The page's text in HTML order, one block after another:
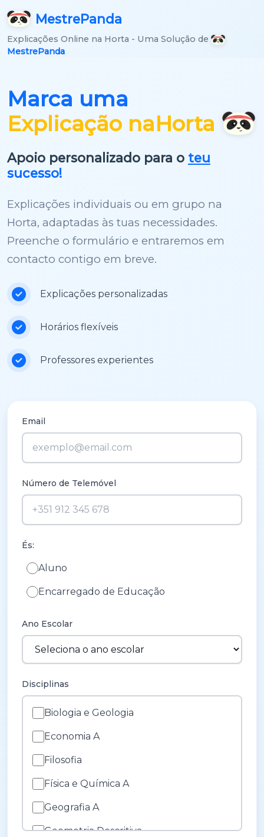
MestrePanda
Explicações Online na Horta - Uma Solução de
MestrePanda
Marca uma
Explicação naHorta
Apoio personalizado para o teu
sucesso!
Explicações individuais ou em grupo na
Horta, adaptadas às tuas necessidades.
Preenche o formulário e entraremos em
contacto contigo em breve.
Explicações personalizadas
Horários flexíveis
Professores experientes
Email
Número de Telemóvel
És:
Aluno
Encarregado de Educação
Ano Escolar
Disciplinas
Biologia e Geologia
Economia A
Filosofia
Física e Química A
Geografia A
Geometria Descritiva